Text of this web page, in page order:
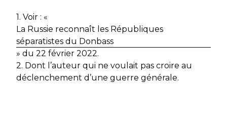
1. Voir : «
La Russie reconnaît les Républiques
séparatistes du Donbass
» du 22 février 2022.
2. Dont l’auteur qui ne voulait pas croire au
déclenchement d’une guerre générale.